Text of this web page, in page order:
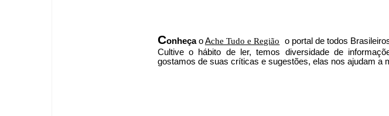
ConheçaoAche Tudo e Região o portalde todos
Cultive o hábito de ler, temos diversidade de
gostamos de suas críticas e sugestões, elas nos ajudam a